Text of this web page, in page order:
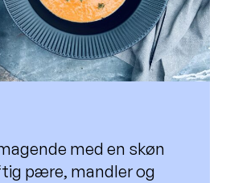
med en skøn
pære, mandler og